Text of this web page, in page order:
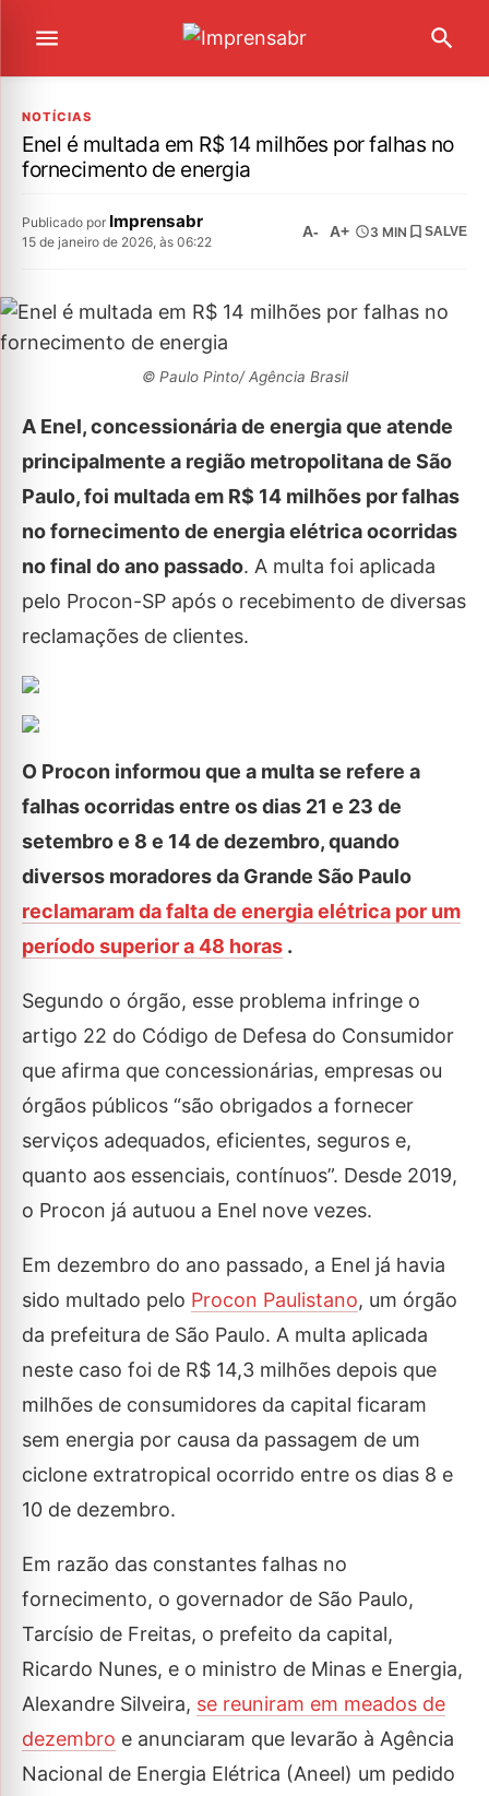
NOTÍCIAS
Enel é multada em R$ 14 milhões por falhas no
fornecimento de energia
Publicado por Imprensabr
15 de janeiro de 2026, às 06:22
A- A+ 3 MIN SALVE
© Paulo Pinto/ Agência Brasil
A Enel, concessionária de energia que atende
principalmente a região metropolitana de São
Paulo, foi multada em R$ 14 milhões por falhas
no fornecimento de energia elétrica ocorridas
no final do ano passado. A multa foi aplicada
pelo Procon-SP após o recebimento de diversas
reclamações de clientes.
O Procon informou que a multa se refere a
falhas ocorridas entre os dias 21 e 23 de
setembro e 8 e 14 de dezembro, quando
diversos moradores da Grande São Paulo
reclamaram da falta de energia elétrica por um
período superior a 48 horas .
Segundo o órgão, esse problema infringe o
artigo 22 do Código de Defesa do Consumidor
que afirma que concessionárias, empresas ou
órgãos públicos “são obrigados a fornecer
serviços adequados, eficientes, seguros e,
quanto aos essenciais, contínuos”. Desde 2019,
o Procon já autuou a Enel nove vezes.
Em dezembro do ano passado, a Enel já havia
sido multado pelo Procon Paulistano, um órgão
da prefeitura de São Paulo. A multa aplicada
neste caso foi de R$ 14,3 milhões depois que
milhões de consumidores da capital ficaram
sem energia por causa da passagem de um
ciclone extratropical ocorrido entre os dias 8 e
10 de dezembro.
Em razão das constantes falhas no
fornecimento, o governador de São Paulo,
Tarcísio de Freitas, o prefeito da capital,
Ricardo Nunes, e o ministro de Minas e Energia,
Alexandre Silveira, se reuniram em meados de
dezembro e anunciaram que levarão à Agência
Nacional de Energia Elétrica (Aneel) um pedido